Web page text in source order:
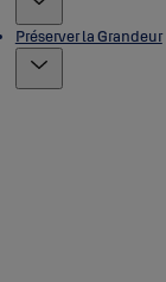
Préserver la Grandeur